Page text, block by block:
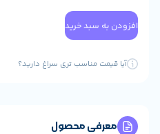
خرید
مناسب تری سراغ دارید؟
محصول